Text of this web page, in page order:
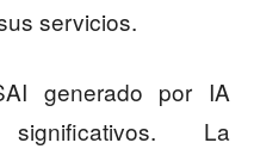
servicios.
generado por IA
La